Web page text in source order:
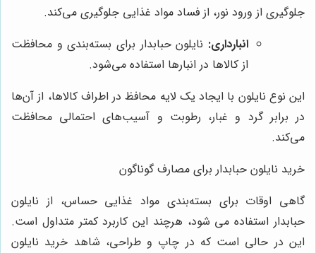
جلوگیری از ورود نور، از فساد مواد غذایی جلوگیری می‌کند.
انبارداری: نایلون حبابدار برای بسته‌بندی و محافظت
از کالاها در انبارها استفاده می‌شود.
این نوع نایلون با ایجاد یک لایه محافظ در اطراف کالاها، از آن‌ها
در برابر گرد و غبار، رطوبت و آسیب‌های احتمالی محافظت
می‌کند.
خرید نایلون حبابدار برای مصارف گوناگون
گاهی اوقات برای بسته‌بندی مواد غذایی حساس، از نایلون
حبابدار استفاده می شود، هرچند این کاربرد کمتر متداول است.
این در حالی است که در چاپ و طراحی، شاهد خرید نایلون